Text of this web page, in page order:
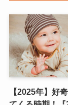
【2025年】好